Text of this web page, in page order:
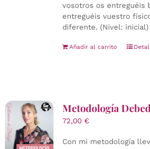
vosotros os entreguéis
entreguéis vuestro
diferente. (Nivel: inicial)
Añadir al carrito
Metodología
72,00 €
Con mi metodología